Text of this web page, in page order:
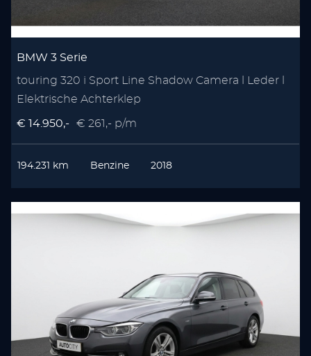
BMW 3 Serie
touring 320 i Sport Line Shadow Camera l Leder l
Elektrische Achterklep
€ 14.950,- € 261,- p/m
194.231 km Benzine 2018